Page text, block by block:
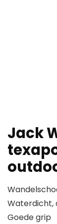
Jack
Waterdicht,
Goede grip